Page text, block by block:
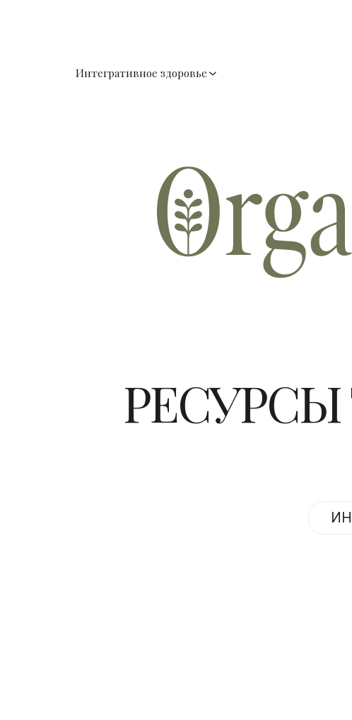
Интегративное здоровье
РЕСУРСЫ